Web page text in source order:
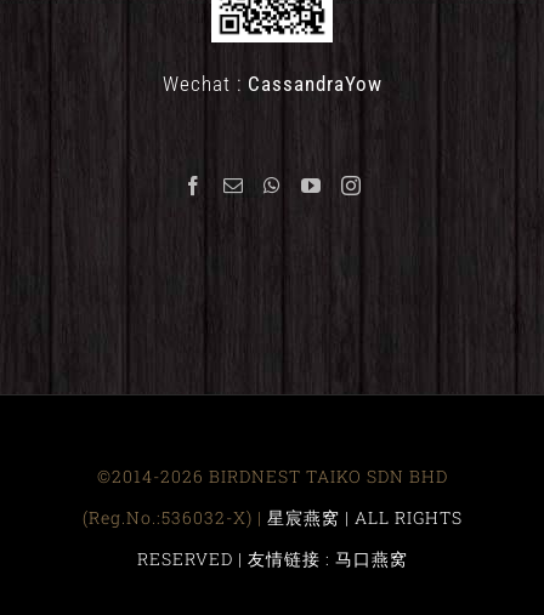
Wechat : CassandraYow
©2014-2026 BIRDNEST TAIKO SDN BHD
(Reg.No.:536032-X) | 星宸燕窝 | ALL RIGHTS
RESERVED | 友情链接 : 马口燕窝